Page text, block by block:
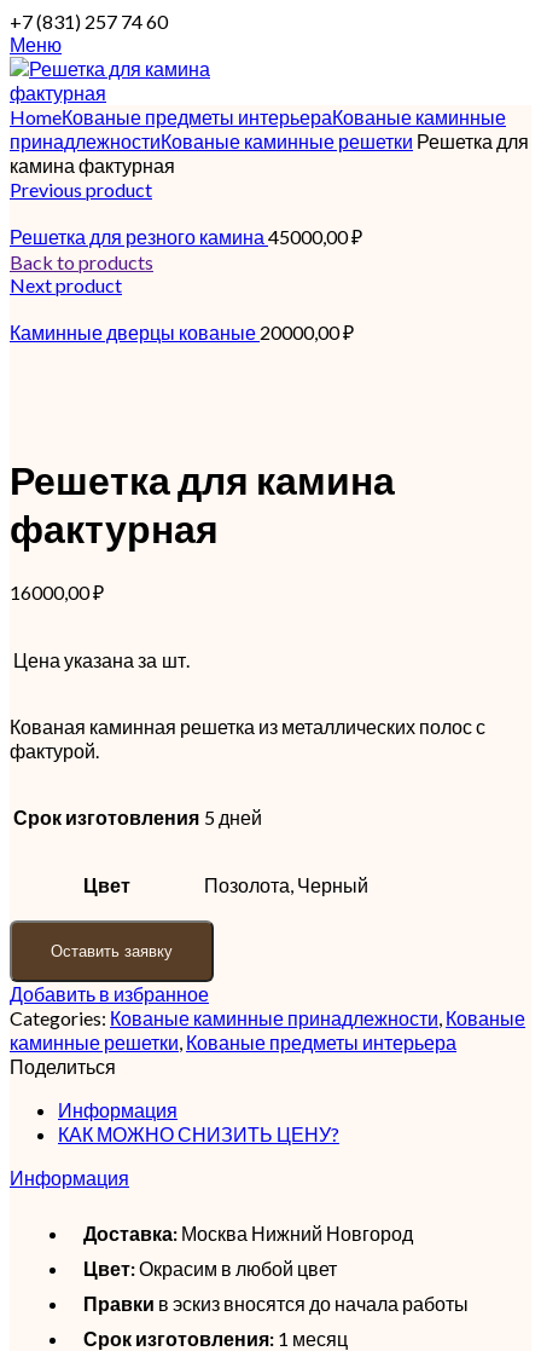
+7 (831) 257 74 60
Меню
HomeКованые предметы интерьераКованые каминные
принадлежностиКованые каминные решетки Решетка для
камина фактурная
Previous product
Решетка для резного камина 45000,00₽
Back to products
Next product
Каминные дверцы кованые 20000,00₽
Решетка для камина
фактурная
16000,00₽
Цена указана за шт.
Кованая каминная решетка из металлических полос с
фактурой.
Срок изготовления 5 дней
Цвет Позолота, Черный
Оставить заявку
Добавить в избранное
Categories: Кованые каминные принадлежности, Кованые
каминные решетки, Кованые предметы интерьера
Поделиться
Информация
КАК МОЖНО СНИЗИТЬ ЦЕНУ?
Информация
Доставка: Москва Нижний Новгород
Цвет:Окрасим в любой цвет
Правки в эскиз вносятся до начала работы
Срок изготовления: 1 месяц